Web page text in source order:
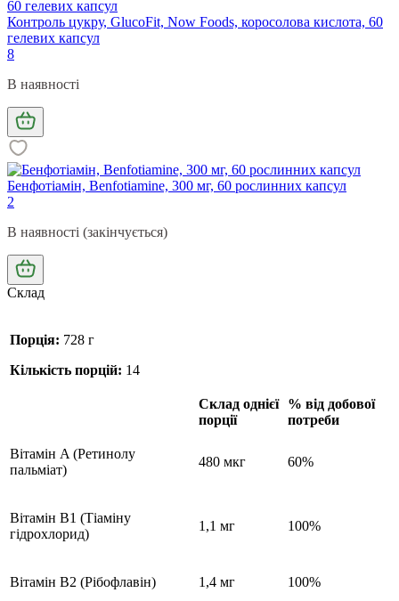
Контроль цукру, GlucoFit, Now Foods, коросолова кислота, 60
гелевих капсул
8
В наявності
Бенфотіамін, Benfotiamine, 300 мг, 60 рослинних капсул
2
В наявності (закінчується)
Склад
Порція: 728 г
Кількість порцій: 14
Склад однієї
порції
% від добової
потреби
Вітамін A (Ретинолу
пальміат)
480 мкг 60%
Вітамін B1 (Тіаміну
гідрохлорид)
1,1 мг 100%
Вітамін B2 (Рібофлавін) 1,4 мг 100%